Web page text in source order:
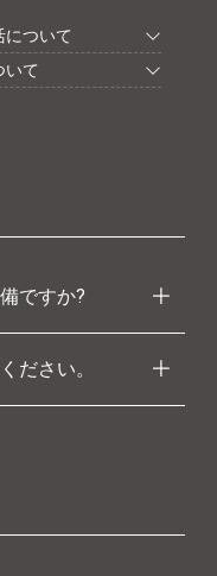
について
いて
ですか?
ださい。